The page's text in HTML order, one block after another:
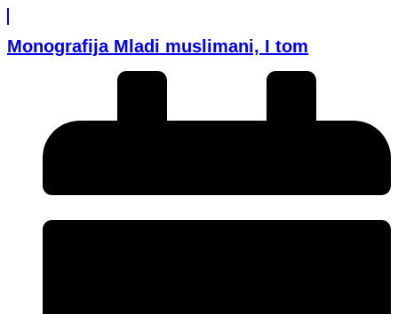
Monografija Mladi muslimani, I tom